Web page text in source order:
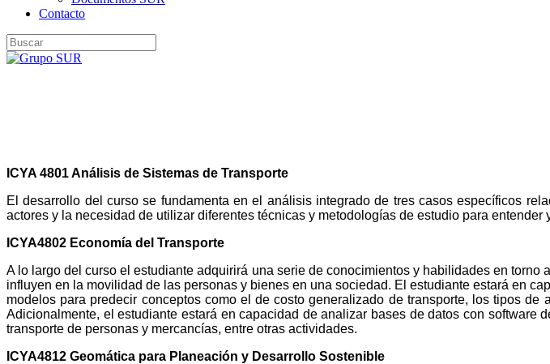
Contacto
ICYA 4801 Análisis de Sistemas de Transporte
El desarrollo del curso se fundamenta en el análisis integrado de tres casos específicos
actores y la necesidad de utilizar diferentes técnicas y metodologías de estudio para entender
ICYA4802 Economía del Transporte
A lo largo del curso el estudiante adquirirá una serie de conocimientos y habilidades en
influyen en la movilidad de las personas y bienes en una sociedad. El estudiante estará en
modelos para predecir conceptos como el de costo generalizado de transporte, los tipos
Adicionalmente, el estudiante estará en capacidad de analizar bases de datos con
transporte de personas y mercancías, entre otras actividades.
ICYA4812 Geomática para Planeación y Desarrollo Sostenible